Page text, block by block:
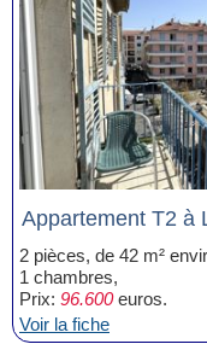
Appartement T2 à
2 pièces, de 42 m²
1 chambres,
Prix: 96.600euros.
Voir la fiche